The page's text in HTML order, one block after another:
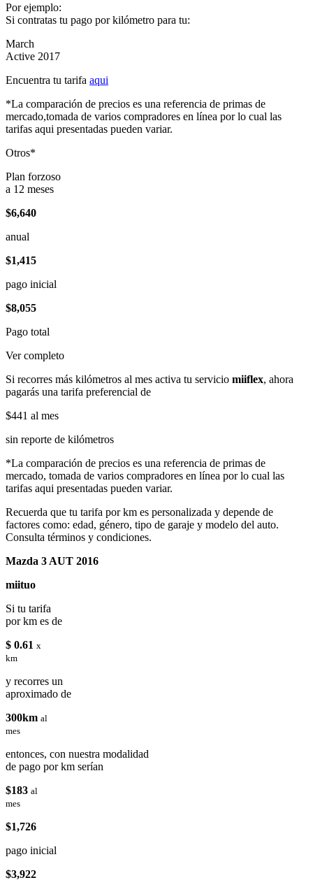
Por ejemplo:
Si contratas tu pago por kilómetro para tu:
March
Active 2017
Encuentra tu tarifa aqui
*La comparación de precios es una referencia de primas de
mercado,tomada de varios compradores en línea por lo cual las
tarifas aqui presentadas pueden variar.
Otros*
Plan forzoso
a 12 meses
$6,640
anual
$1,415
pago inicial
$8,055
Pago total
Ver completo
Si recorres más kilómetros al mes activa tu servicio miiflex, ahora
pagarás una tarifa preferencial de
$441 al mes
sin reporte de kilómetros
*La comparación de precios es una referencia de primas de
mercado, tomada de varios compradores en línea por lo cual las
tarifas aqui presentadas pueden variar.
Recuerda que tu tarifa por km es personalizada y depende de
factores como: edad, género, tipo de garaje y modelo del auto.
Consulta términos y condiciones.
Mazda 3 AUT 2016
miituo
Si tu tarifa
por km es de
$ 0.61 x
km
y recorres un
aproximado de
300km al
mes
entonces, con nuestra modalidad
de pago por km serían
$183 al
mes
$1,726
pago inicial
$3,922